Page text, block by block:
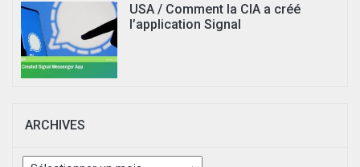
USA / Comment la CIA a créé
l’application Signal
ARCHIVES
Archives